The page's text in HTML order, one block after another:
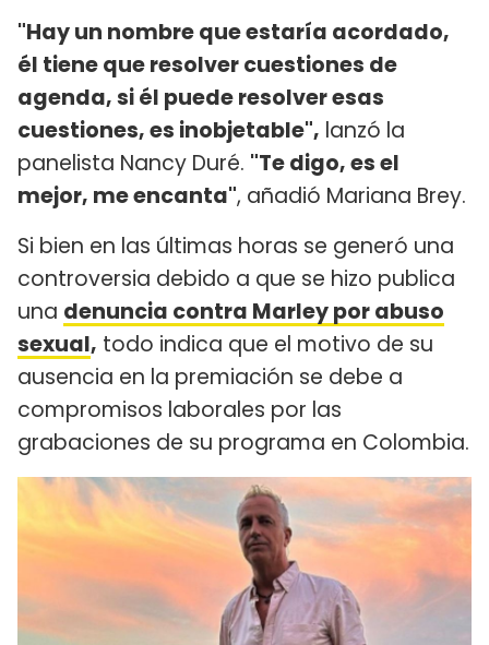
"Hay un nombre que estaría acordado,
él tiene que resolver cuestiones de
agenda, si él puede resolver esas
cuestiones, es inobjetable", lanzó la
panelista Nancy Duré. "Te digo, es el
mejor, me encanta", añadió Mariana Brey.
Si bien en las últimas horas se generó una
controversia debido a que se hizo publica
una denuncia contra Marley por abuso
sexual, todo indica que el motivo de su
ausencia en la premiación se debe a
compromisos laborales por las
grabaciones de su programa en Colombia.